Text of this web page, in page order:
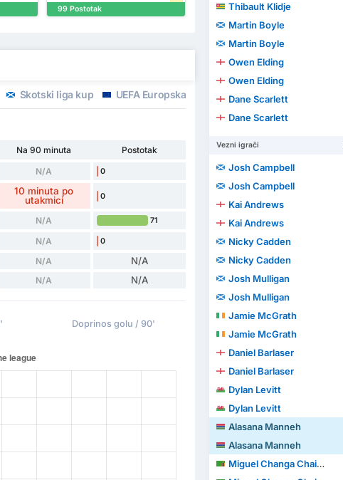
99 Postotak
Škotski liga kup UEFA Europska liga WC Qualification Africa
Na 90 minuta
Postotak
N/A 0
10 minuta po
utakmici
0
N/A 71
N/A 0
N/A N/A
N/A N/A
Doprinos golu / 90'
Thibault Klidje
Martin Boyle
Martin Boyle
Owen Elding
Owen Elding
Dane Scarlett
Dane Scarlett
Vezni igrači
Josh Campbell
Josh Campbell
Kai Andrews
Kai Andrews
Nicky Cadden
Nicky Cadden
Josh Mulligan
Josh Mulligan
Jamie McGrath
Jamie McGrath
Daniel Barlaser
Daniel Barlaser
Dylan Levitt
Dylan Levitt
Alasana Manneh
Alasana Manneh
Miguel Changa Chaiwa